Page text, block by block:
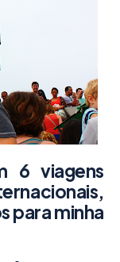
6 viagens
para minha